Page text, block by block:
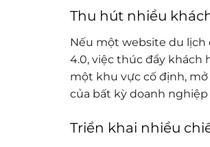
Thu hút nhiều
Nếu một website du
4.0, việc thúc đẩy
một khu vực cố định,
của bất kỳ doanh nghiệp
Triển khai nhiều